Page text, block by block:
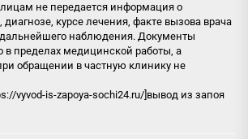
не передается информация о
курсе лечения, факте вызова врача
наблюдения. Документы
в пределах медицинской работы, а
обращении в частную клинику не
vyvod-is-zapoya-sochi24.ru/]вывод из запоя